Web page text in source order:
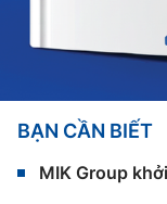
BẠN CẦN BIẾT
MIK Group